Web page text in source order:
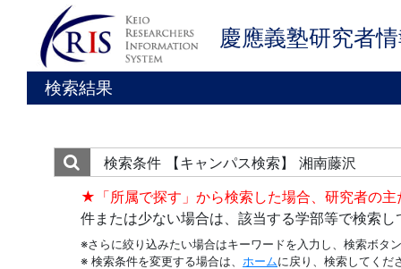
慶應義塾研究者
検索結果
検索条件
【キャンパス検索】 湘南藤沢
★「所属で探す」から検索した場合、研究者の
件または少ない場合は、該当する学部等で検索し
※さらに絞り込みたい場合はキーワードを入力し、検索ボタ
※ 検索条件を変更する場合は、 ホームに戻り、検索してくだ